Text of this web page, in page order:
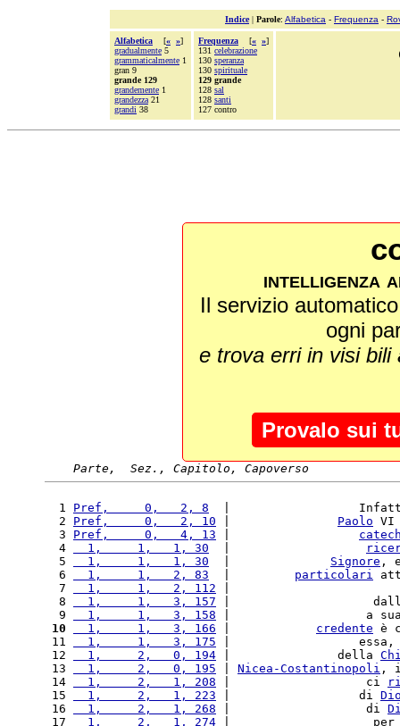
Indice| Parole: Alfabetica - Frequenza -
Alfabetica [« »]
gradualmente 5
grammaticalmente 1
gran 9
grande 129
grandemente 1
grandezza 21
grandi 38
Frequenza [« »]
131 celebrazione
130 speranza
130 spirituale
129 grande
128 sal
128 santi
127 contro
intelligenza
Il servizio
ogni
e trova erri in visi
Provalo sui
Parte,  Sez., Capitolo, Capoverso
  1
Pref,     0,   2, 8
|
  2
Pref,     0,   2, 10 Paolo VI
  3
Pref,     0,   4, 13
  4
  1,     1,   1, 30
  5
  1,     1,   1, 30
Signore ,
  6
  1,     1,   2, 83
particolari
  7
  1,     1,   2, 112
  8
  1,     1,   3, 157
|
  9
  1,     1,   3, 158
|                   a
10
  1,     1,   3, 166
credente è
11
  1,     1,   3, 175
|                  essa,
12
  1,     2,   0, 194
|               della
13
  1,     2,   0, 195
Nicea-Costantinopoli ,
14
  1,     2,   1, 208
|                   ci
15
  1,     2,   1, 223
|                  di
16
  1,     2,   1, 268
|                   di
17
  1,     2,   1, 274
|                    per